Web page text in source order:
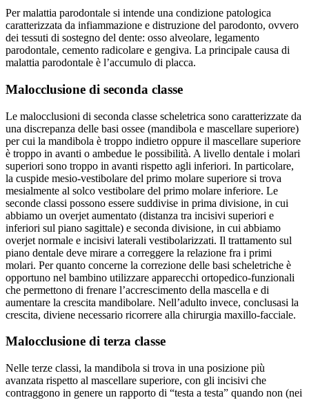
Per malattia parodontale si intende una condizione patologica
caratterizzata da infiammazione e distruzione del parodonto, ovvero
dei tessuti di sostegno del dente: osso alveolare, legamento
parodontale, cemento radicolare e gengiva. La principale causa di
malattia parodontale è l’accumulo di placca.
Malocclusione di seconda classe
Le malocclusioni di seconda classe scheletrica sono caratterizzate da
una discrepanza delle basi ossee (mandibola e mascellare superiore)
per cui la mandibola è troppo indietro oppure il mascellare superiore
è troppo in avanti o ambedue le possibilità. A livello dentale i molari
superiori sono troppo in avanti rispetto agli inferiori. In particolare,
la cuspide mesio-vestibolare del primo molare superiore si trova
mesialmente al solco vestibolare del primo molare inferiore. Le
seconde classi possono essere suddivise in prima divisione, in cui
abbiamo un overjet aumentato (distanza tra incisivi superiori e
inferiori sul piano sagittale) e seconda divisione, in cui abbiamo
overjet normale e incisivi laterali vestibolarizzati. Il trattamento sul
piano dentale deve mirare a correggere la relazione fra i primi
molari. Per quanto concerne la correzione delle basi scheletriche è
opportuno nel bambino utilizzare apparecchi ortopedico-funzionali
che permettono di frenare l’accrescimento della mascella e di
aumentare la crescita mandibolare. Nell’adulto invece, conclusasi la
crescita, diviene necessario ricorrere alla chirurgia maxillo-facciale.
Malocclusione di terza classe
Nelle terze classi, la mandibola si trova in una posizione più
avanzata rispetto al mascellare superiore, con gli incisivi che
contraggono in genere un rapporto di “testa a testa” quando non (nei